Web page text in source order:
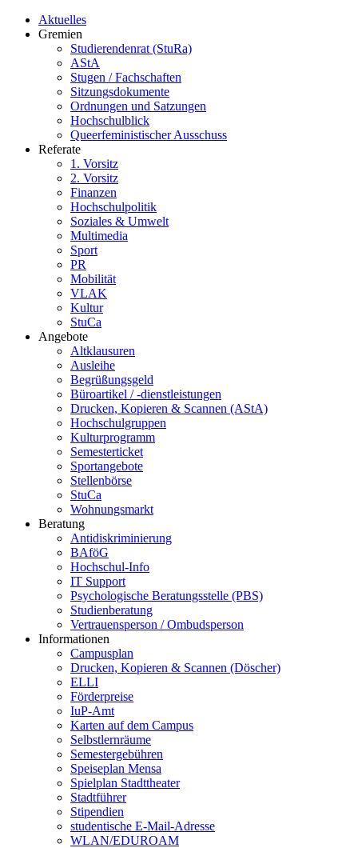
Aktuelles
Gremien
Studierendenrat (StuRa)
AStA
Stugen / Fachschaften
Sitzungsdokumente
Ordnungen und Satzungen
Hochschulblick
Queerfeministischer Ausschuss
Referate
1. Vorsitz
2. Vorsitz
Finanzen
Hochschulpolitik
Soziales & Umwelt
Multimedia
Sport
PR
Mobilität
VLAK
Kultur
StuCa
Angebote
Altklausuren
Ausleihe
Begrüßungsgeld
Büroartikel / -dienstleistungen
Drucken, Kopieren & Scannen (AStA)
Hochschulgruppen
Kulturprogramm
Semesterticket
Sportangebote
Stellenbörse
StuCa
Wohnungsmarkt
Beratung
Antidiskriminierung
BAföG
Hochschul-Info
IT Support
Psychologische Beratungsstelle (PBS)
Studienberatung
Vertrauensperson / Ombudsperson
Informationen
Campusplan
Drucken, Kopieren & Scannen (Döscher)
ELLI
Förderpreise
IuP-Amt
Karten auf dem Campus
Selbstlernräume
Semestergebühren
Speiseplan Mensa
Spielplan Stadttheater
Stadtführer
Stipendien
studentische E-Mail-Adresse
WLAN/EDUROAM